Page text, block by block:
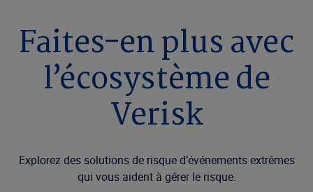
Faites-en plus avec
l’écosystème de
Verisk
Explorez des solutions de risque d’événements extrêmes
qui vous aident à gérer le risque.